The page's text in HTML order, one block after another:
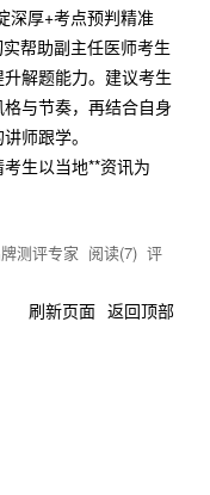
深厚+考点预判精准
帮助副主任医师考生
解题能力。建议考生
与节奏，再结合自身
师跟学。
考生以当地**资讯为
测评专家 阅读(7) 评
刷新页面 返回顶部